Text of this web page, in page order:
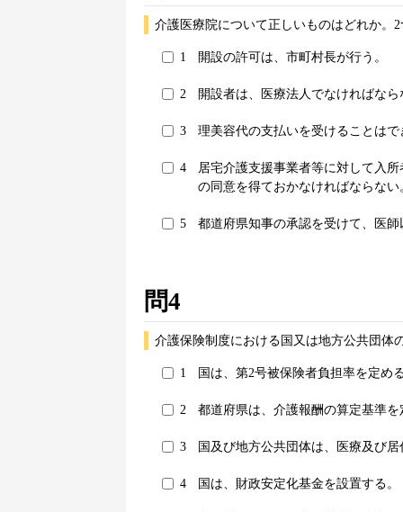
介護医療院について正しいものはどれか。
1 開設の許可は、市町村長が行う。
2 開設者は、医療法人でなければなら
3 理美容代の支払いを受けることはで
4
居宅介護支援事業者等に対して入
の同意を得ておかなければならない
5 都道府県知事の承認を受けて、医
問4
介護保険制度における国又は地方公共団体
1 国は、第2号被保険者負担率を定め
2 都道府県は、介護報酬の算定基準を
3 国及び地方公共団体は、医療及び
4 国は、財政安定化基金を設置する。